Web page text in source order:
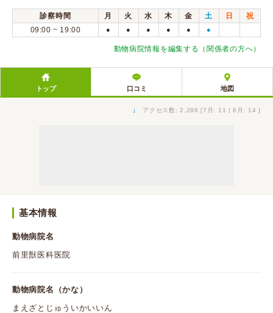
Calooペットとは？
診察時間 月 火 水 木 金 土 日
祝
09:00 ~ 19:00
● ● ● ● ● ●
動物病院情報を編集する（関係者の方へ）
トップ 口コミ 地図
↓ アクセス数: 2,296 [7月: 11 | 6月: 14 ]
基本情報
動物病院名
前里獣医科医院
動物病院名（かな）
まえざとじゅういかいいん